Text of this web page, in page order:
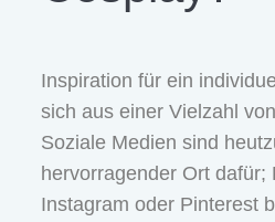
Inspiration für ein
sich aus einer Vielzahl
Soziale Medien sind
hervorragender Ort dafür;
Instagram oder Pinterest